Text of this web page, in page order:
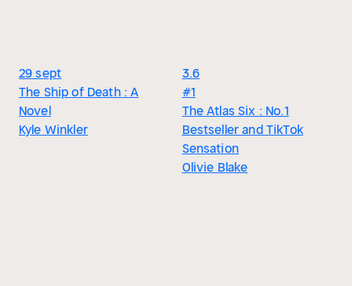
29 sept
The Ship of Death : A
Novel
Kyle Winkler
3.6
#1
The Atlas Six : No.1
Bestseller and TikTok
Sensation
Olivie Blake